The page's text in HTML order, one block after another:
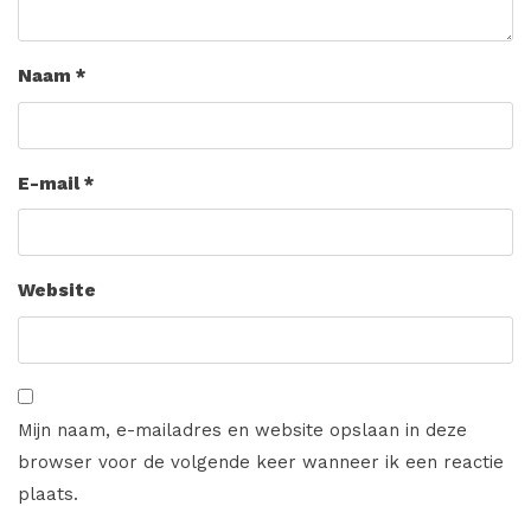
Naam *
E-mail*
Website
Mijn naam, e-mailadres en website opslaan in deze
browser voor de volgende keer wanneer ik een reactie
plaats.